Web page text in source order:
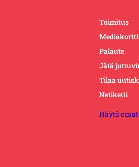
Toimitus
Mediakortti
Palaute
Jätä
Tilaa
Netiketti
Näytä